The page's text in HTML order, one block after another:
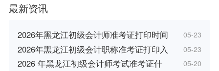
最新资讯
2026年黑龙江初级会计师准考证打印时间 05-23
2026年黑龙江初级会计职称准考证打印入 05-23
2026 年黑龙江初级会计师考试准考证什 05-20